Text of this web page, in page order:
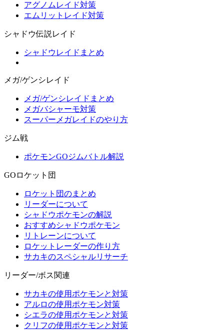
アグノムレイド対策
エムリットレイド対策
シャドウ伝説レイド
シャドウレイドまとめ
メガ/ゲンシレイド
メガ/ゲンシレイドまとめ
メガバシャーモ対策
スーパーメガレイドのやり方
ジム戦
ポケモンGOジムバトル解説
GOロケット団
ロケット団のまとめ
リーダーについて
シャドウポケモンの解説
おすすめシャドウポケモン
リトレーンについて
ロケットレーダーの作り方
サカキのスペシャルリサーチ
リーダー/ボス関連
サカキの使用ポケモンと対策
アルロの使用ポケモン対策
シエラの使用ポケモンと対策
クリフの使用ポケモンと対策